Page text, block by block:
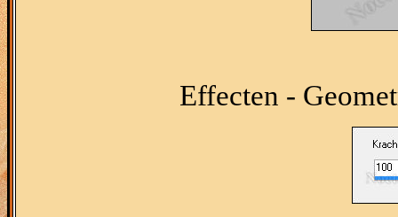
Effecten -